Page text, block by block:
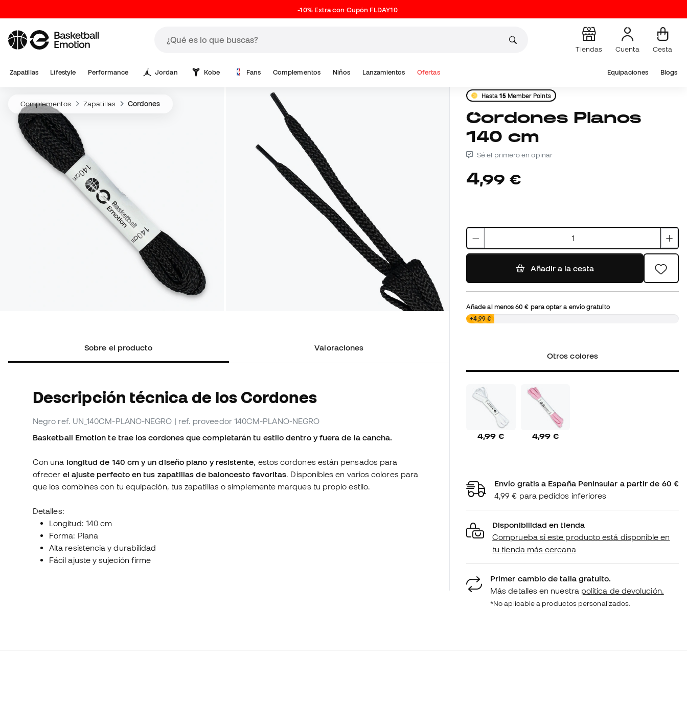
-10% Extra con Cupón FLDAY10
Tiendas Cuenta Cesta
Zapatillas Lifestyle Performance Jordan Kobe Fans Complementos Niños Lanzamientos Ofertas Equipaciones Blogs
Complementos Zapatillas Cordones
Sobre el producto Valoraciones
Descripción técnica de los Cordones
Negro ref. UN_140CM-PLANO-NEGRO | ref. proveedor 140CM-PLANO-NEGRO
Basketball Emotion te trae los cordones que completarán tu estilo dentro y fuera de la cancha.
Con una longitud de 140 cm y un diseño plano y resistente, estos cordones están pensados para
ofrecer el ajuste perfecto en tus zapatillas de baloncesto favoritas. Disponibles en varios colores para
que los combines con tu equipación, tus zapatillas o simplemente marques tu propio estilo.
Detalles:
Longitud: 140 cm
Forma: Plana
Alta resistencia y durabilidad
Fácil ajuste y sujeción firme
Hasta15Member Points
Cordones Planos
140 cm
Sé el primero en opinar
4,99 €
Añadir a la cesta
Añade al menos60 € para optar a envío gratuito
0,00 €
+4,99 €
Otros colores
4,99 € 4,99 €
Envío gratis a España Peninsular a partir de 60 €
4,99 € para pedidos inferiores
Disponibilidad en tienda
Comprueba si este producto está disponible en
tu tienda más cercana
Primer cambio de talla gratuito.
Más detalles en nuestra política de devolución.
*No aplicable a productos personalizados.